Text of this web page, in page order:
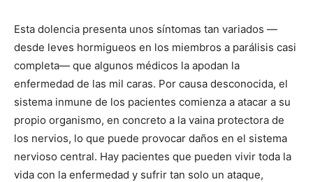
Esta dolencia presenta unos síntomas tan variados —
desde leves hormigueos en los miembros a parálisis casi
completa— que algunos médicos la apodan la
enfermedad de las mil caras. Por causa desconocida, el
sistema inmune de los pacientes comienza a atacar a su
propio organismo, en concreto a la vaina protectora de
los nervios, lo que puede provocar daños en el sistema
nervioso central. Hay pacientes que pueden vivir toda la
vida con la enfermedad y sufrir tan solo un ataque,